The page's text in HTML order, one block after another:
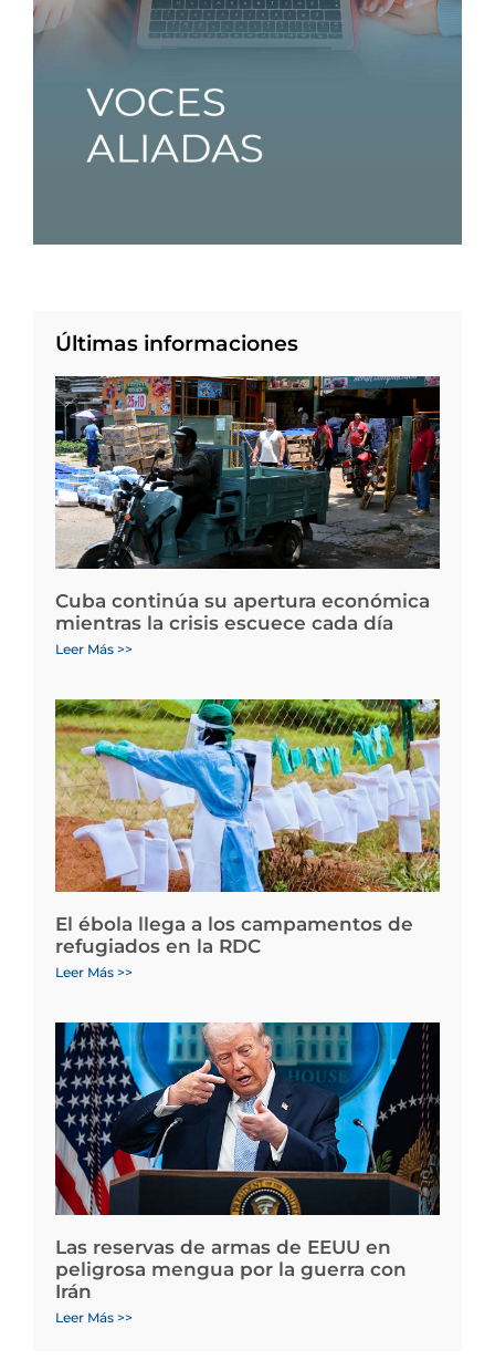
Últimas informaciones
Cuba continúa su apertura económica
mientras la crisis escuece cada día
Leer Más >>
El ébola llega a los campamentos de
refugiados en la RDC
Leer Más >>
Las reservas de armas de EEUU en
peligrosa mengua por la guerra con
Irán
Leer Más >>